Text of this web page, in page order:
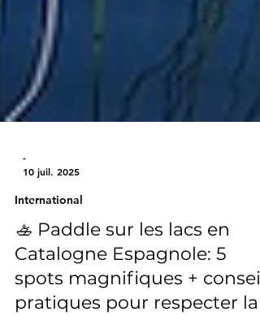
10 juil. 2025
International
🚣️ Paddle sur les lacs en
Catalogne Espagnole: 5
spots magnifiques +